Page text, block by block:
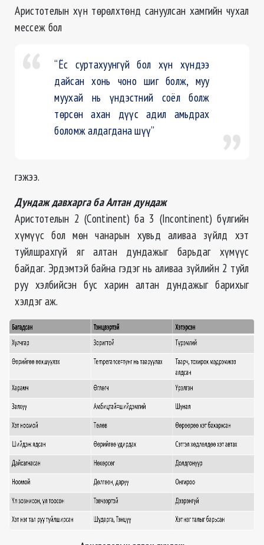
Аристотелын хүн төрөлхтөнд сануулсан хамгийн чухал
мессеж бол
“Ёс суртахуунгүй бол хүн хүндээ
дайсан хонь чоно шиг болж, муу
муухай нь үндэстний соёл болж
төрсөн ахан дүүс адил амьдрах
боломж алдагдана шүү”
гэжээ.
Дундаж давхарга ба Алтан дундаж
Аристотелын 2 (Continent) ба 3 (Incontinent) бүлгийн
хүмүүс бол мөн чанарын хувьд аливаа зүйлд хэт
туйлшрахгүй яг алтан дундажыг барьдаг хүмүүс
байдаг. Эрдэмтэй байна гэдэг нь аливаа зүйлийн 2 туйл
руу хэлбийсэн бус харин алтан дундажыг барихыг
хэлдэг аж.